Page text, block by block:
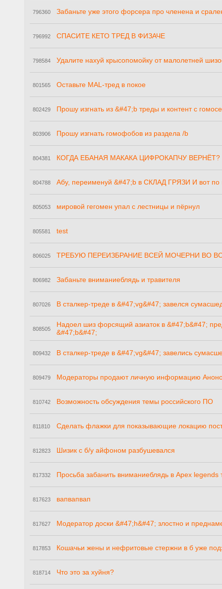
796360 Забаньте уже этого форсера про членена и
796992 СПАСИТЕ КЕТО ТРЕД В ФИЗАЧЕ
798584 Удалите нахуй крысопомойку от малолетней
801565 Оставьте MAL-тред в покое
802429 Прошу изгнать из &#47;b треды и контент с
803906 Прошу изгнать гомофобов из раздела /b
804381 КОГДА ЕБАНАЯ МАКАКА ЦИФРОКАПЧУ ВЕРНЁТ?
804788 Абу, переименуй &#47;b в СКЛАД ГРЯЗИ И вот по
805053 мировой гегомен упал с лестницы и пёрнул
805581 test
806025 ТРЕБУЮ ПЕРЕИЗБРАНИЕ ВСЕЙ МОЧЕРНИ ВО
806982 Забаньте вниманиеблядь и травителя
807026 В сталкер-треде в &#47;vg&#47; завелся
808505
Надоел шиз форсящий азиаток в &#47;b&#47;
&#47;b&#47;
809432 В сталкер-треде в &#47;vg&#47; завелись
809479 Модераторы продают личную информацию
810742 Возможность обсуждения темы российского ПО
811810 Сделать флажки для показывающие локацию
812823 Шизик с б/у айфоном разбушевался
817332 Просьба забанить вниманиеблядь в Apex legends
817623 вапвапвап
817627 Модератор доски &#47;h&#47; злостно и
817853 Кошачьи жены и нефритовые стержни в б уже
818714 Что это за хуйня?